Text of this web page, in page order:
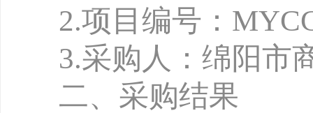
2.项目编号：
3.采购人：绵阳市
二、采购结果